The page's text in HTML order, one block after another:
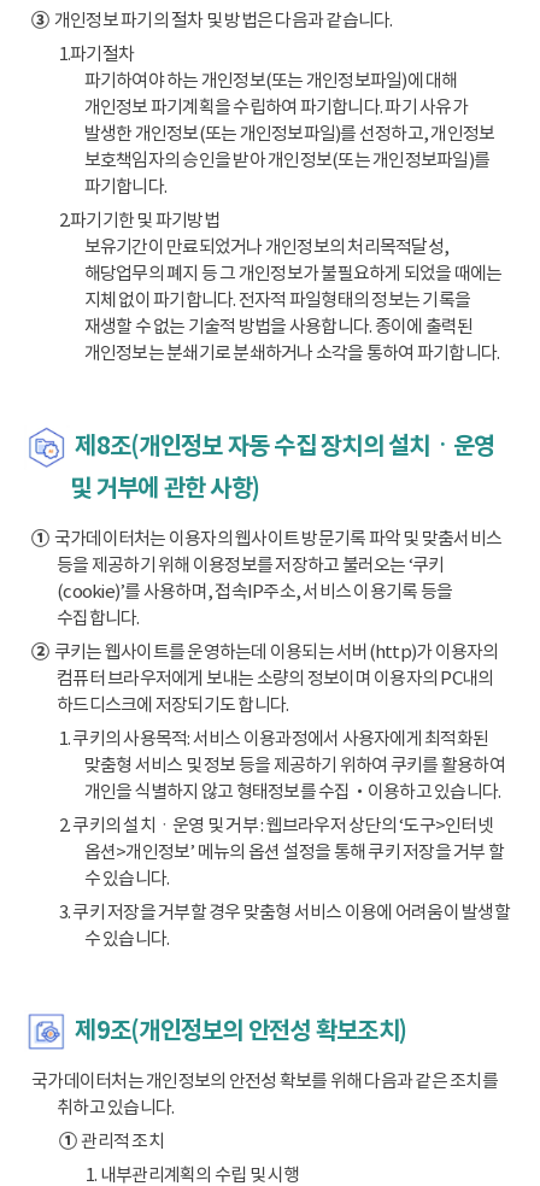
③개인정보 파기의 절차 및 방법은 다음과 같습니다.
1.파기절차
파기하여야 하는 개인정보(또는 개인정보파일)에 대해
개인정보 파기계획을 수립하여 파기합니다. 파기 사유가
발생한 개인정보(또는 개인정보파일)를 선정하고, 개인정보
보호책임자의 승인을 받아 개인정보(또는 개인정보파일)를
파기합니다.
2.파기기한 및 파기방법
보유기간이 만료되었거나 개인정보의 처리목적달성,
해당업무의 폐지 등 그 개인정보가 불필요하게 되었을 때에는
지체 없이 파기합니다. 전자적 파일형태의 정보는 기록을
재생할 수 없는 기술적 방법을 사용합니다. 종이에 출력된
개인정보는 분쇄기로 분쇄하거나 소각을 통하여 파기합니다.
제8조(개인정보 자동 수집 장치의 설치ㆍ운영
및 거부에 관한 사항)
①국가데이터처는 이용자의 웹사이트 방문기록 파악 및 맞춤서비스
등을 제공하기 위해 이용정보를 저장하고 불러오는 ‘쿠키
(cookie)’를 사용하며, 접속IP주소, 서비스 이용기록 등을
수집합니다.
②쿠키는 웹사이트를 운영하는데 이용되는 서버(http)가 이용자의
컴퓨터 브라우저에게 보내는 소량의 정보이며 이용자의 PC내의
하드디스크에 저장되기도 합니다.
1. 쿠키의 사용목적: 서비스 이용과정에서 사용자에게 최적화된
맞춤형 서비스 및 정보 등을 제공하기 위하여 쿠키를 활용하여
개인을 식별하지 않고 형태정보를 수집‧이용하고 있습니다.
2. 쿠키의 설치ㆍ운영 및 거부 : 웹브라우저 상단의 ‘도구>인터넷
옵션>개인정보’ 메뉴의 옵션 설정을 통해 쿠키 저장을 거부 할
수 있습니다.
3. 쿠키 저장을 거부할 경우 맞춤형 서비스 이용에 어려움이 발생할
수 있습니다.
제9조(개인정보의 안전성 확보조치)
국가데이터처는 개인정보의 안전성 확보를 위해 다음과 같은 조치를
취하고 있습니다.
①관리적 조치
1. 내부관리계획의 수립 및 시행